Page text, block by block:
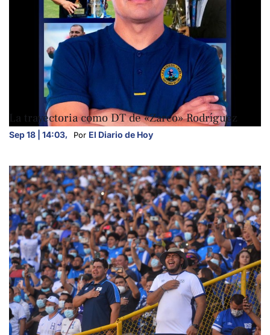
DEPORTES
La trayectoria como DT de «Zarco» Rodríguez
Sep 18 | 14:03, Por El Diario de Hoy
DEPORTES